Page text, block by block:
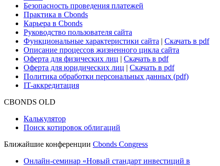
Поддержка
Для клиентов
О нас
Безопасность проведения платежей
Практика в Cbonds
Карьера в Cbonds
Руководство пользователя сайта
Функциональные характеристики сайта|Скачать в pdf
Описание процессов жизненного цикла сайта
Оферта для физических лиц
Оферта для юридических лиц
IT-аккредитация
Поиск котировок облигаций